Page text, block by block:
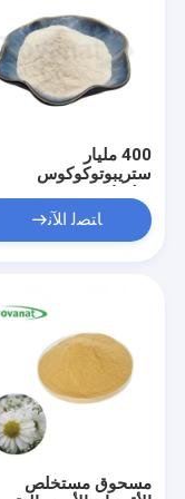
400 مليار
ستريبوتوكوكوس
ترموفيلوس ST6
ﺎﺘﺼﻟ ﺍﻶﻧ
مسحوق مستخلص